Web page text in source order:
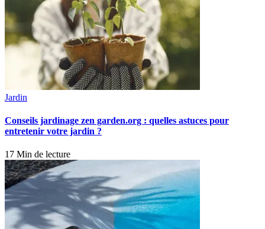
Jardin
Conseils jardinage zen garden.org : quelles astuces pour
entretenir votre jardin ?
17 Min de lecture